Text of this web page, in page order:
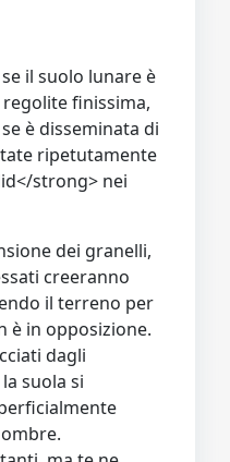
il suolo lunare è
finissima,
è disseminata di
ripetutamente
strong> nei
dei granelli,
creeranno
il terreno per
è in opposizione.
dagli
suola si